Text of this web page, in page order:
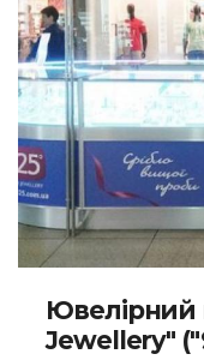
Ювелірний
Jewellery"